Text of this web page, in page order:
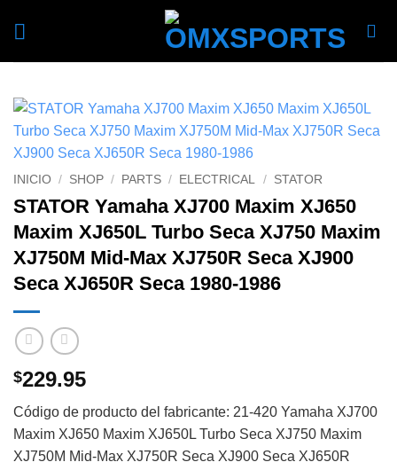
INICIO / SHOP / PARTS / ELECTRICAL / STATOR
STATOR Yamaha XJ700 Maxim XJ650
Maxim XJ650L Turbo Seca XJ750 Maxim
XJ750M Mid-Max XJ750R Seca XJ900
Seca XJ650R Seca 1980-1986
$229.95
Código de producto del fabricante: 21-420 Yamaha XJ700
Maxim XJ650 Maxim XJ650L Turbo Seca XJ750 Maxim
XJ750M Mid-Max XJ750R Seca XJ900 Seca XJ650R